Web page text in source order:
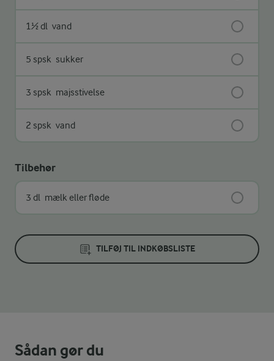
1½ dl vand
5 spsk sukker
3 spsk majsstivelse
2 spsk vand
Tilbehør
3 dl mælk eller fløde
TILFØJ TIL INDKØBSLISTE
Sådan gør du